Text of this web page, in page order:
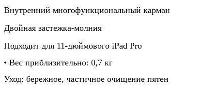
Внутренний многофункциональный карман
Двойная застежка-молния
Подходит для 11-дюймового iPad Pro
• Вес приблизительно: 0,7 кг
Уход: бережное, частичное очищение пятен